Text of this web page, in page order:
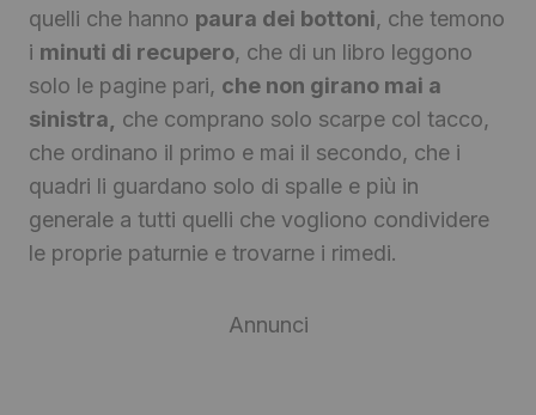
quelli che hanno paura dei bottoni, che temono
i minuti di recupero, che di un libro leggono
solo le pagine pari, che non girano mai a
sinistra,
che comprano solo scarpe col tacco,
che ordinano il primo e mai il secondo, che i
quadri li guardano solo di spalle e più in
generale a tutti quelli che vogliono condividere
le proprie paturnie e trovarne i rimedi.
Annunci